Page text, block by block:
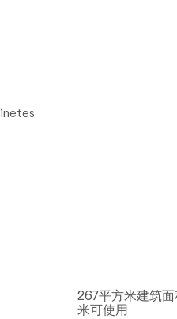
267平方米建筑
米可使用